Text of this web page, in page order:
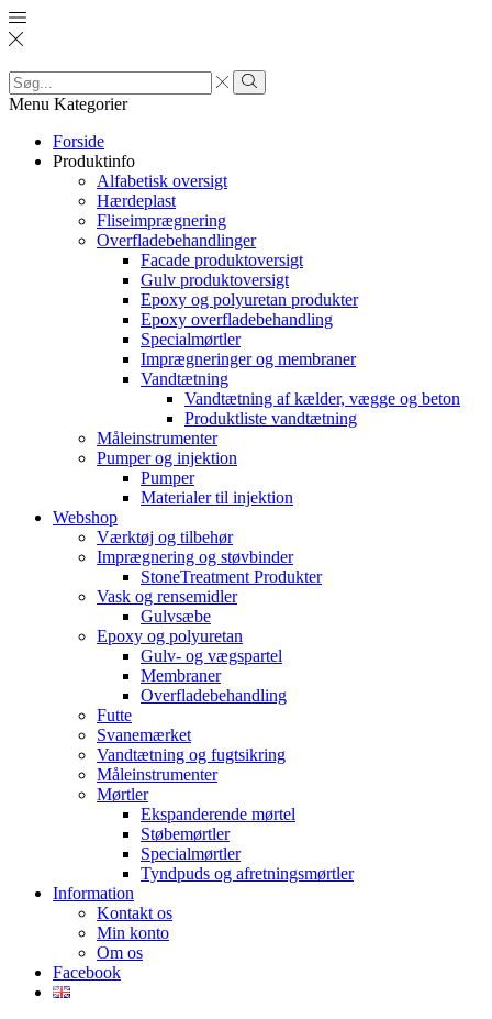
Search
input
Search
Menu Kategorier
Forside
Produktinfo
Alfabetisk oversigt
Hærdeplast
Fliseimprægnering
Overfladebehandlinger
Facade produktoversigt
Gulv produktoversigt
Epoxy og polyuretan produkter
Epoxy overfladebehandling
Specialmørtler
Imprægneringer og membraner
Vandtætning
Vandtætning af kælder, vægge og beton
Produktliste vandtætning
Måleinstrumenter
Pumper og injektion
Pumper
Materialer til injektion
Webshop
Værktøj og tilbehør
Imprægnering og støvbinder
StoneTreatment Produkter
Vask og rensemidler
Gulvsæbe
Epoxy og polyuretan
Gulv- og vægspartel
Membraner
Overfladebehandling
Futte
Svanemærket
Vandtætning og fugtsikring
Måleinstrumenter
Mørtler
Ekspanderende mørtel
Støbemørtler
Specialmørtler
Tyndpuds og afretningsmørtler
Information
Kontakt os
Min konto
Om os
Facebook